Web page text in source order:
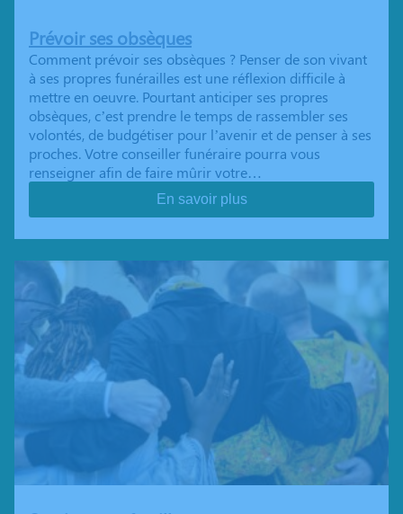
Prévoir ses obsèques
Comment prévoir ses obsèques ? Penser de son vivant
à ses propres funérailles est une réflexion difficile à
mettre en oeuvre. Pourtant anticiper ses propres
obsèques, c’est prendre le temps de rassembler ses
volontés, de budgétiser pour l’avenir et de penser à ses
proches. Votre conseiller funéraire pourra vous
renseigner afin de faire mûrir votre…
En savoir plus